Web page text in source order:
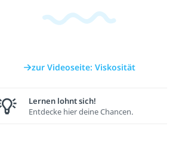
zur Videoseite: Viskosität
Lernen lohnt sich!
Entdecke hier deine Chancen.